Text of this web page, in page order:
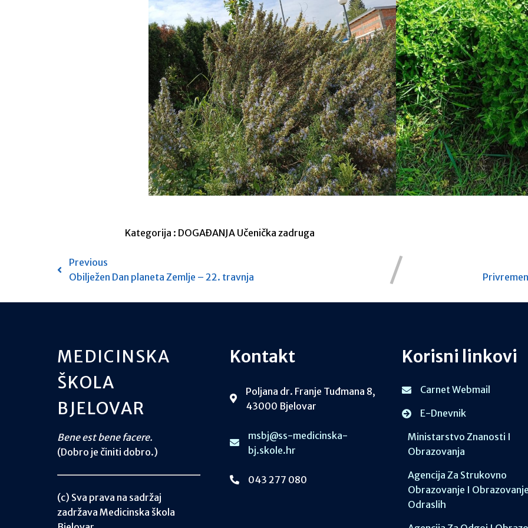
Kategorija : DOGAĐANJA Učenička zadruga
Previous
Obilježen Dan planeta Zemlje – 22. travnja
MEDICINSKA
ŠKOLA
BJELOVAR
Bene est bene facere.
(Dobro je činiti dobro.)
(c) Sva prava na sadržaj
zadržava Medicinska škola
Kontakt
Poljana dr. Franje Tuđmana 8,
43000 Bjelovar
msbj@ss-medicinska-
bj.skole.hr
043 277 080
Korisni linkovi
Carnet Webmail
E-Dnevnik
Ministarstvo Znanosti I
Obrazovanja
Agencija Za Strukovno
Obrazovanje I
Odraslih